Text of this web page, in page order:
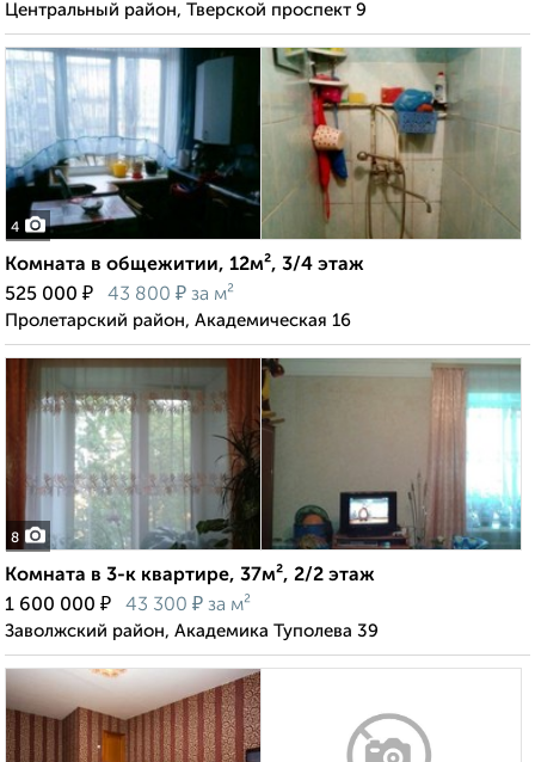
Центральный район, Тверской проспект 9
4
Комната в общежитии, 12м², 3/4 этаж
525 000 ₽ 43 800 ₽ за м²
Пролетарский район, Академическая 16
8
Комната в 3-к квартире, 37м², 2/2 этаж
1 600 000 ₽ 43 300 ₽ за м²
Заволжский район, Академика Туполева 39